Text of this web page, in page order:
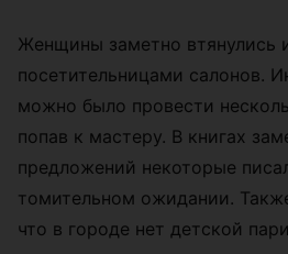
Женщины заметно втянулись
посетительницами салонов.
можно было провести
попав к мастеру. В книгах
предложений некоторые
томительном ожидании.
что в городе нет детской